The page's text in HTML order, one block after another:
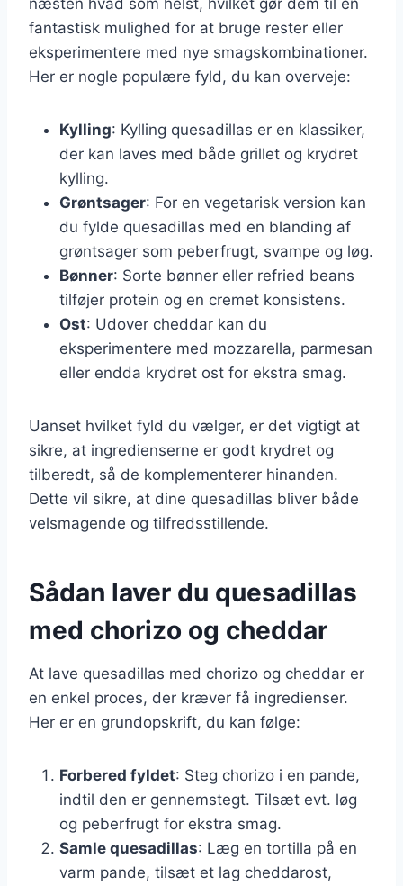
fantastisk mulighed for at bruge rester eller
eksperimentere med nye smagskombinationer.
Her er nogle populære fyld, du kan overveje:
Kylling: Kylling quesadillas er en klassiker,
der kan laves med både grillet og krydret
kylling.
Grøntsager: For en vegetarisk version kan
du fylde quesadillas med en blanding af
grøntsager som peberfrugt, svampe og løg.
Bønner: Sorte bønner eller refried beans
tilføjer protein og en cremet konsistens.
Ost: Udover cheddar kan du
eksperimentere med mozzarella, parmesan
eller endda krydret ost for ekstra smag.
Uanset hvilket fyld du vælger, er det vigtigt at
sikre, at ingredienserne er godt krydret og
tilberedt, så de komplementerer hinanden.
Dette vil sikre, at dine quesadillas bliver både
velsmagende og tilfredsstillende.
Sådan laver du quesadillas
med chorizo og cheddar
At lave quesadillas med chorizo og cheddar er
en enkel proces, der kræver få ingredienser.
Her er en grundopskrift, du kan følge:
Forbered fyldet: Steg chorizo i en pande,
indtil den er gennemstegt. Tilsæt evt. løg
og peberfrugt for ekstra smag.
Samle quesadillas: Læg en tortilla på en
varm pande, tilsæt et lag cheddarost,